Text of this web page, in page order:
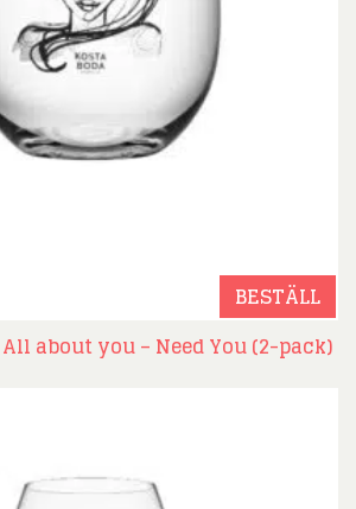
BESTÄLL
about you – Need You (2-pack)